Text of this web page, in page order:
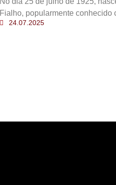
Fialho, popularmente conhecido
24.07.2025